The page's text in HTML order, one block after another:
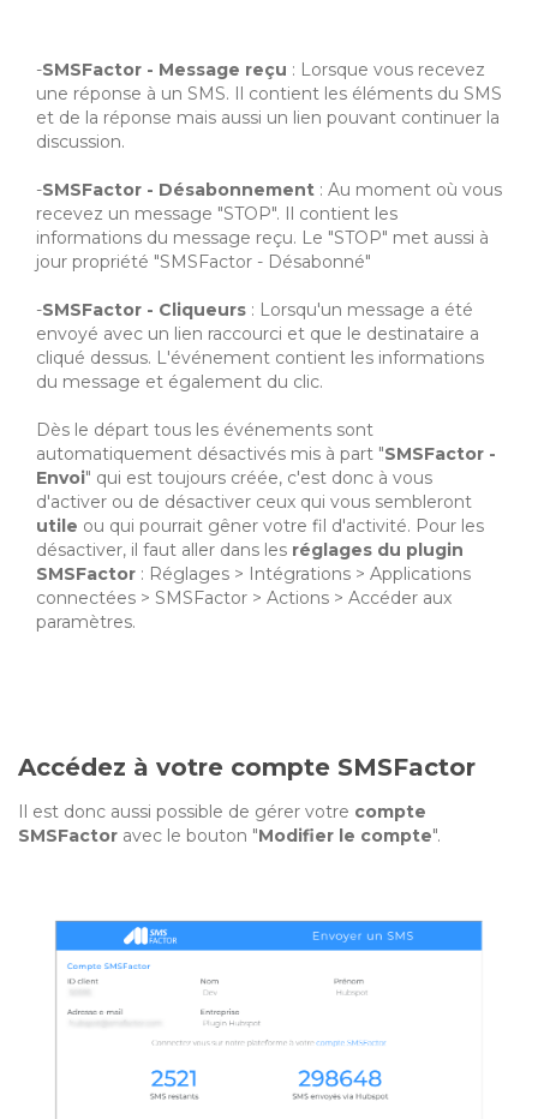
-SMSFactor - Message reçu : Lorsque vous recevez
une réponse à un SMS. Il contient les éléments du SMS
et de la réponse mais aussi un lien pouvant continuer la
discussion.
-SMSFactor - Désabonnement : Au moment où vous
recevez un message "STOP". Il contient les
informations du message reçu. Le "STOP" met aussi à
jour propriété "SMSFactor - Désabonné"
-SMSFactor - Cliqueurs : Lorsqu'un message a été
envoyé avec un lien raccourci et que le destinataire a
cliqué dessus. L'événement contient les informations
du message et également du clic.
Dès le départ tous les événements sont
automatiquement désactivés mis à part "SMSFactor -
Envoi" qui est toujours créée, c'est donc à vous
d'activer ou de désactiver ceux qui vous sembleront
utile ou qui pourrait gêner votre fil d'activité. Pour les
désactiver, il faut aller dans les réglages du plugin
SMSFactor : Réglages > Intégrations > Applications
connectées > SMSFactor > Actions > Accéder aux
paramètres.
Accédez à votre compte SMSFactor
Il est donc aussi possible de gérer votre compte
SMSFactor avec le bouton "Modifier le compte".